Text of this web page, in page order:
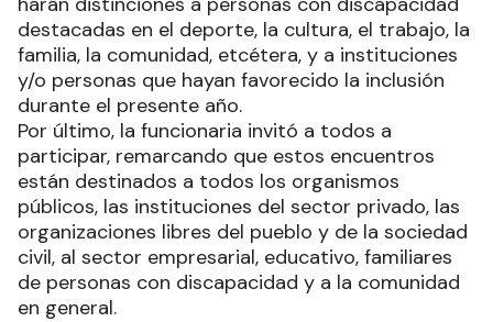
destacadas en el deporte, la cultura, el trabajo, la
familia, la comunidad, etcétera, y a instituciones
y/o personas que hayan favorecido la inclusión
durante el presente año.
Por último, la funcionaria invitó a todos a
participar, remarcando que estos encuentros
están destinados a todos los organismos
públicos, las instituciones del sector privado, las
organizaciones libres del pueblo y de la sociedad
civil, al sector empresarial, educativo, familiares
de personas con discapacidad y a la comunidad
en general.